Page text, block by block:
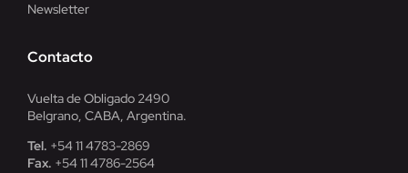
Newsletter
Contacto
Vuelta de Obligado 2490
Belgrano, CABA, Argentina.
Tel. +54 11 4783-2869
Fax. +54 11 4786-2564